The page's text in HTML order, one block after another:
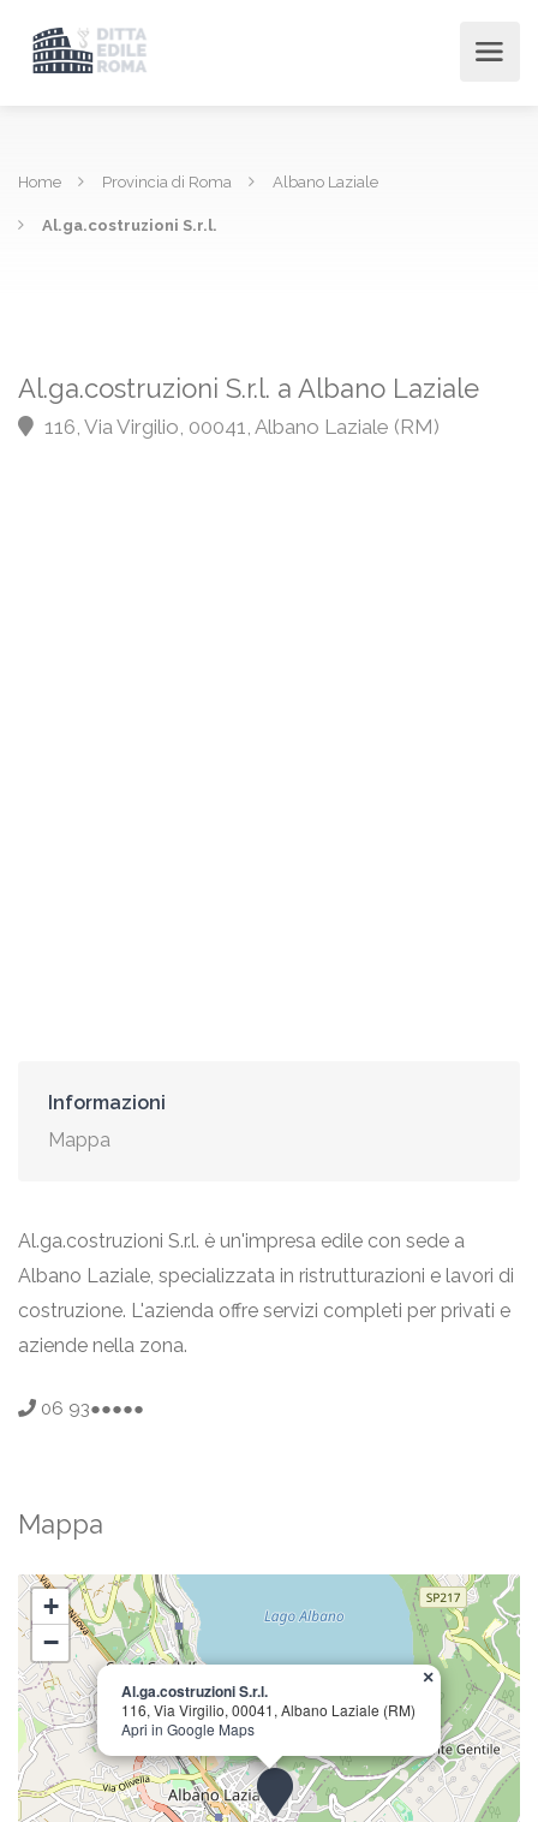
Home Provincia di Roma Albano Laziale
Al.ga.costruzioni S.r.l.
Al.ga.costruzioni S.r.l. a Albano Laziale
116, Via Virgilio, 00041, Albano Laziale (RM)
Informazioni
Mappa
Al.ga.costruzioni S.r.l. è un'impresa edile con sede a
Albano Laziale, specializzata in ristrutturazioni e lavori di
costruzione. L'azienda offre servizi completi per privati e
aziende nella zona.
06 93●●●●●
Mappa
Al.ga.costruzioni S.r.l.
116, Via Virgilio, 00041, Albano Laziale (RM)
Apri in Google Maps
×
+
−